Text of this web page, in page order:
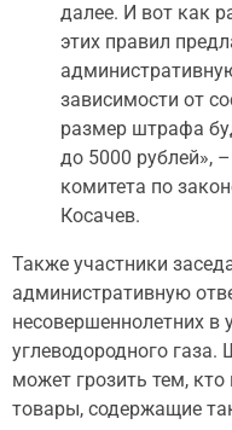
далее. И вот как
этих правил
зависимости от
размер штрафа
до 5000 рублей»,
комитета по
Косачев.
Также участники
административную
несовершеннолетних в
углеводородного
может грозить тем,
товары, содержащие